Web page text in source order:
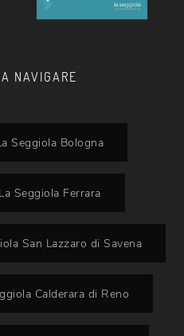
NAVIGARE
Seggiola Bologna
Seggiola Ferrara
San Lazzaro di Savena
Calderara di Reno